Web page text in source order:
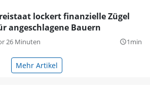
lockert finanzielle Zügel
angeschlagene Bauern
26 Minuten query_builder1min
Mehr Artikel